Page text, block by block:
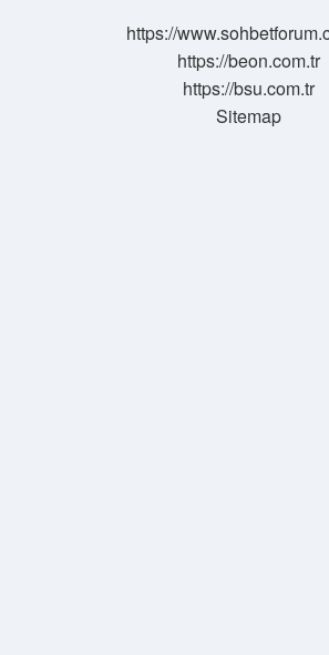
https://
https://beon.com.tr
https://bsu.com.tr
Sitemap